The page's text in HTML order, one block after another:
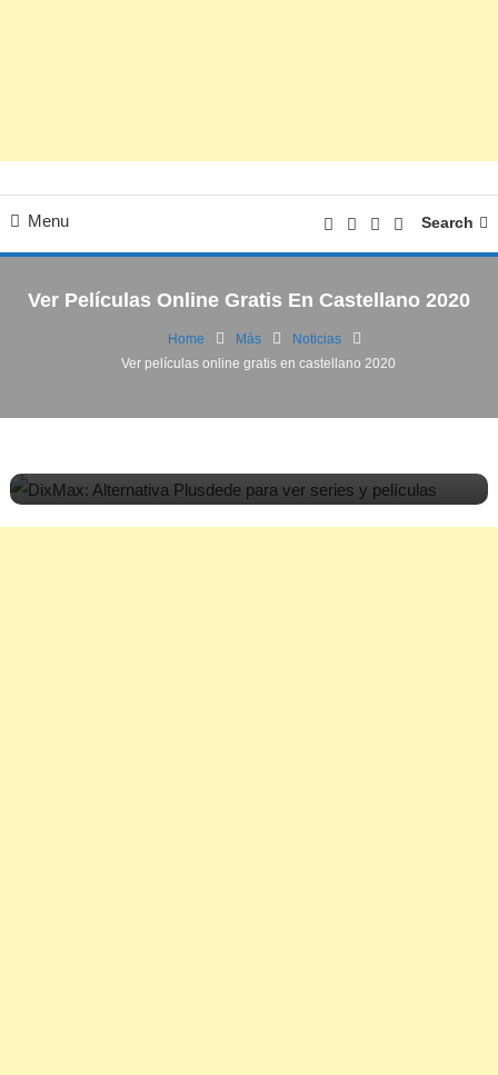
Menu Search
Ver Películas Online Gratis En Castellano 2020
Home Más
Noticias
Ver películas online gratis en castellano 2020
Películas | Series